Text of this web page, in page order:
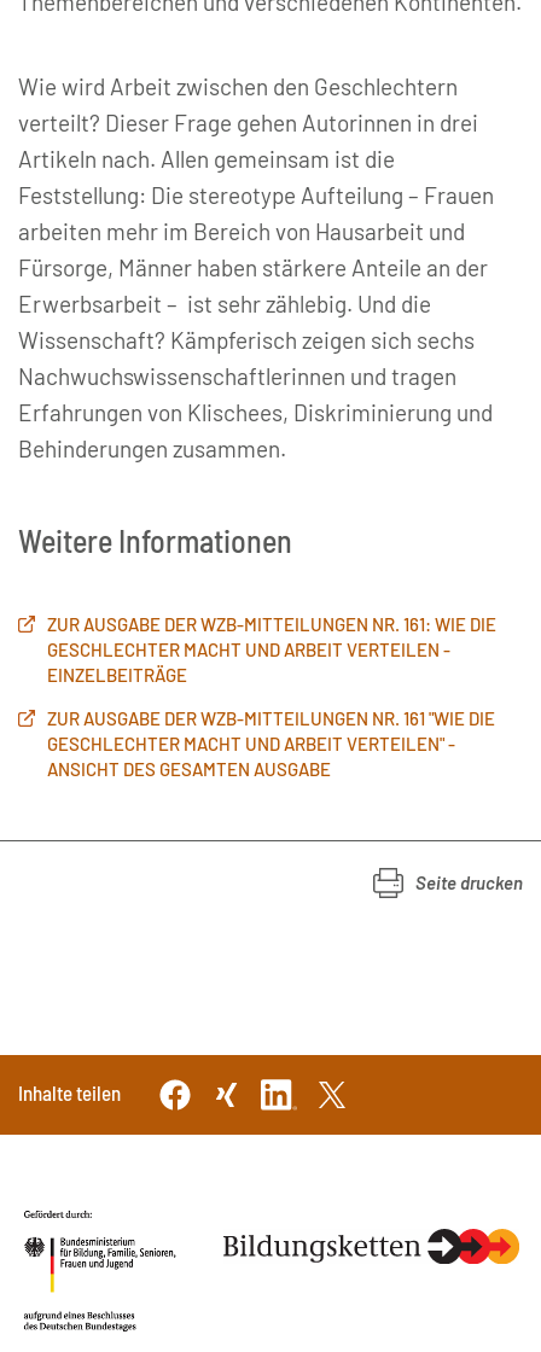
Wie wird Arbeit zwischen den Geschlechtern
verteilt? Dieser Frage gehen Autorinnen in drei
Artikeln nach. Allen gemeinsam ist die
Feststellung: Die stereotype Aufteilung – Frauen
arbeiten mehr im Bereich von Hausarbeit und
Fürsorge, Männer haben stärkere Anteile an der
Erwerbsarbeit – ist sehr zählebig. Und die
Wissenschaft? Kämpferisch zeigen sich sechs
Nachwuchswissenschaftlerinnen und tragen
Erfahrungen von Klischees, Diskriminierung und
Behinderungen zusammen.
Weitere Informationen
ZUR AUSGABE DER WZB-MITTEILUNGEN NR. 161: WIE DIE
GESCHLECHTER MACHT UND ARBEIT VERTEILEN -
EINZELBEITRÄGE
ZUR AUSGABE DER WZB-MITTEILUNGEN NR. 161 "WIE DIE
GESCHLECHTER MACHT UND ARBEIT VERTEILEN" -
ANSICHT DES GESAMTEN AUSGABE
Seite drucken
Inhalte teilen